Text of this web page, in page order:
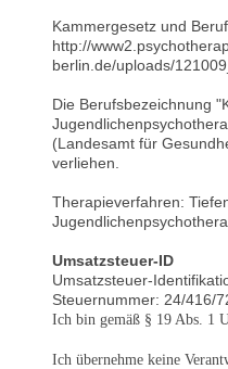
Kammergesetz und
http://
berlin.de/uploads/
Die Berufsbezeichnung
(Landesamt für
verliehen.
Therapieverfahren:
Umsatzsteuer-ID
Umsatzsteuer-
Steuernummer: 24/416/
Ich bin gemäß § 19 Abs. 1
Ich übernehme keine